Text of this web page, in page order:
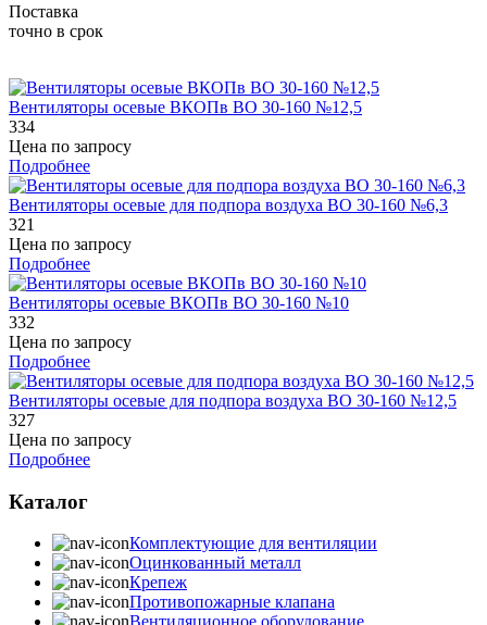
Поставка
точно в срок
Вентиляторы осевые ВКОПв ВО 30-160 №12,5
334
Цена по запросу
Подробнее
Вентиляторы осевые для подпора воздуха ВО 30-160 №6,3
321
Цена по запросу
Подробнее
Вентиляторы осевые ВКОПв ВО 30-160 №10
332
Цена по запросу
Подробнее
Вентиляторы осевые для подпора воздуха ВО 30-160 №12,5
327
Цена по запросу
Подробнее
Каталог
Комплектующие для вентиляции
Оцинкованный металл
Крепеж
Противопожарные клапана